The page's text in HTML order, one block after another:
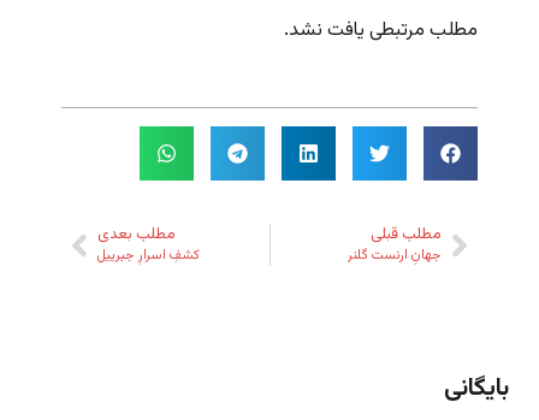
مطلب مرتبطی یافت نشد.
مطلب قبلی
جهانِ ارنست گلنر
مطلب بعدی
کشفِ اسرارِ جبرییل
بایگانی